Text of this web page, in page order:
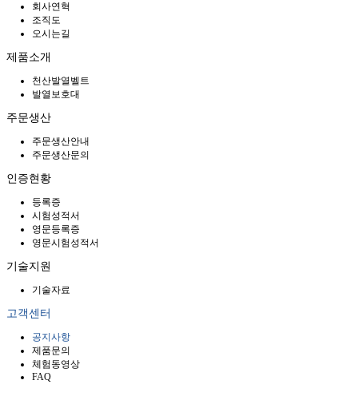
회사연혁
조직도
오시는길
제품소개
천산발열벨트
발열보호대
주문생산
주문생산안내
주문생산문의
인증현황
등록증
시험성적서
영문등록증
영문시험성적서
기술지원
기술자료
고객센터
공지사항
제품문의
체험동영상
FAQ